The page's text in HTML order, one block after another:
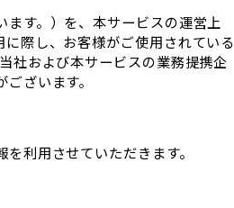
す。）を、本サービスの運営上
際し、お客様がご使用されている
社および本サービスの業務提携企
ざいます。
利用させていただきます。